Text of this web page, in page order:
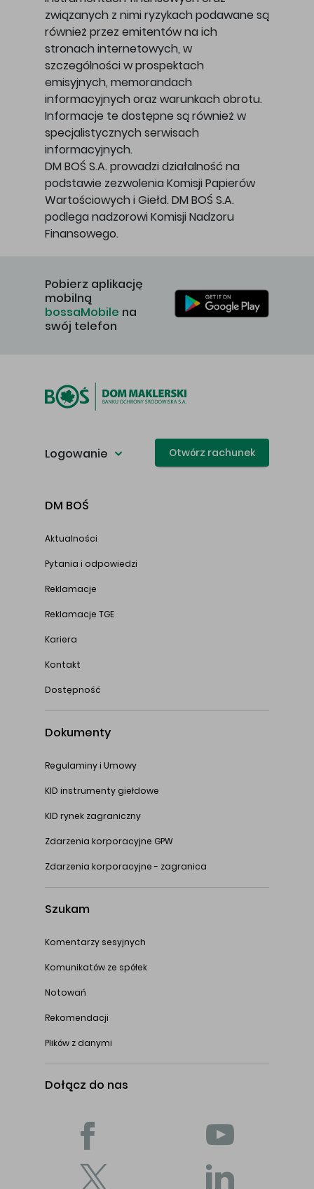
związanych z nimi ryzykach podawane są
również przez emitentów na ich
stronach internetowych, w
szczególności w prospektach
emisyjnych, memorandach
informacyjnych oraz warunkach obrotu.
Informacje te dostępne są również w
specjalistycznych serwisach
informacyjnych.
DM BOŚ S.A. prowadzi działalność na
podstawie zezwolenia Komisji Papierów
Wartościowych i Giełd. DM BOŚ S.A.
podlega nadzorowi Komisji Nadzoru
Finansowego.
Pobierz aplikację
mobilną
bossaMobile na
swój telefon
Logowanie Otwórz rachunek
DM BOŚ
Aktualności
Pytania i odpowiedzi
Reklamacje
Reklamacje TGE
Kariera
Kontakt
Dostępność
Dokumenty
Regulaminy i Umowy
KID instrumenty giełdowe
KID rynek zagraniczny
Zdarzenia korporacyjne GPW
Zdarzenia korporacyjne - zagranica
Szukam
Komentarzy sesyjnych
Komunikatów ze spółek
Notowań
Rekomendacji
Plików z danymi
Dołącz do nas